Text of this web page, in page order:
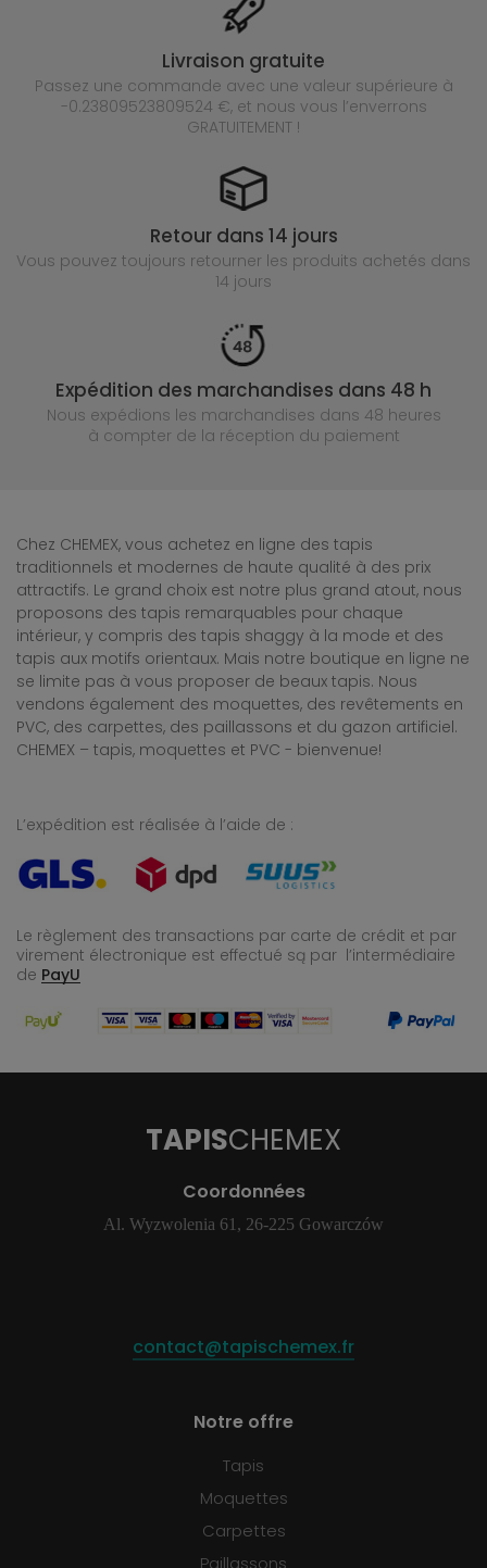
Livraison gratuite
Passez une commande avec une valeur supérieure à
-0.23809523809524 €, et nous vous l’enverrons
GRATUITEMENT !
Retour dans 14 jours
Vous pouvez toujours retourner les produits achetés dans
14 jours
Expédition des marchandises dans 48 h
Nous expédions les marchandises dans 48 heures
à compter de la réception du paiement
Chez CHEMEX, vous achetez en ligne des tapis
traditionnels et modernes de haute qualité à des prix
attractifs. Le grand choix est notre plus grand atout, nous
proposons des tapis remarquables pour chaque
intérieur, y compris des tapis shaggy à la mode et des
tapis aux motifs orientaux. Mais notre boutique en ligne ne
se limite pas à vous proposer de beaux tapis. Nous
vendons également des moquettes, des revêtements en
PVC, des carpettes, des paillassons et du gazon artificiel.
CHEMEX – tapis, moquettes et PVC - bienvenue!
L’expédition est réalisée à l’aide de :
Le règlement des transactions par carte de crédit et par
virement électronique est effectué są par l’intermédiaire
de PayU
TAPISCHEMEX
Coordonnées
Al. Wyzwolenia 61, 26-225 Gowarczów
contact@tapischemex.fr
Notre offre
Tapis
Moquettes
Carpettes
Paillassons